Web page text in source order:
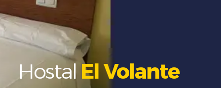
Hostal El Volante